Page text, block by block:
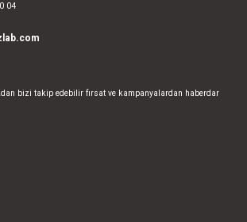
04
bizi takip edebilir fırsat ve kampanyalardan haberdar